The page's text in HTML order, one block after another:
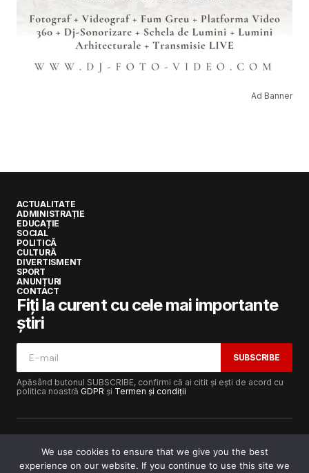
Ad Banner
ACTUALITATE
ADMINISTRAȚIE
EDUCAȚIE
SOCIAL
POLITICĂ
CULTURĂ
DIVERTISMENT
SPORT
ANUNȚURI
CONTACT
Fiți la curent cu cele mai importante
știri
SUBSCRIBE
Apăsând butonul SUBSCRIBE, confirmi că ai citit și ești de acord cu
politica noastră GDPR și Termen și condiții
Copyright © 2017-2025Lugojeanul.ro· Toate drepturile
We use cookies to ensure that we give you the best
experience on our website. If you continue to use this site we